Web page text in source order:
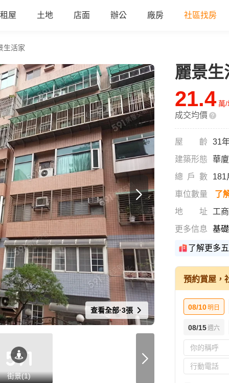
租屋 土地 店面 辦公 廠房 社區找房
生活家
查看全部·3張
街景(1)
麗景生
21.4 萬/
成交均價
屋齡
31
建築形態
華廈
總戶數
181
車位數量
了
地址
工
更多信息
基
了解更多
預約賞屋，
08/10 明日
08/15週六